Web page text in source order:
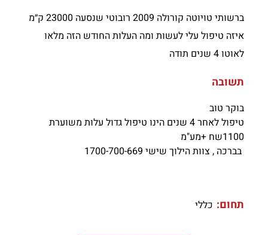
ברשותי טויוטה קורולה 2009 רובוטי שנסעה 23000 ק״מ
איזה טיפול עלי לעשות ומה העלות החודש הזה מלאו
לאוטו 4 שנים תודה
תשובה
בוקר טוב
טיפול לאחר 4 שנים הינו טיפול גדול עלות משוערת
1100שח +מע"מ
בברכה , צוות הילוך שישי 1700-700-669
תחום: כללי